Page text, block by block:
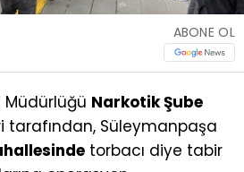
ABONE OL
Müdürlüğü Narkotik Şube
tarafından, Süleymanpaşa
torbacı diye tabir